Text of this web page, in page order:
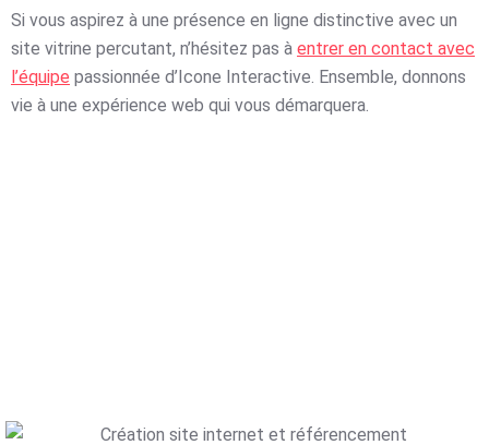
Si vous aspirez à une présence en ligne distinctive avec un
site vitrine percutant, n’hésitez pas à entrer en contact avec
l’équipe passionnée d’Icone Interactive. Ensemble, donnons
vie à une expérience web qui vous démarquera.